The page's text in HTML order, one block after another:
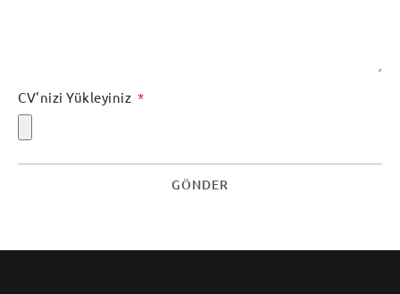
CV'nizi Yükleyiniz
GÖNDER